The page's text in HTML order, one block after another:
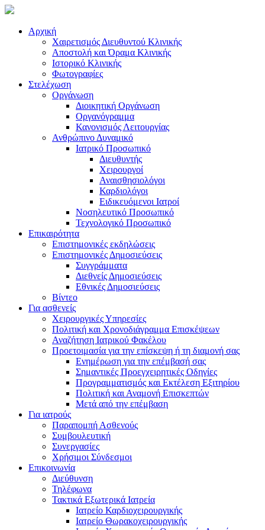
Αρχική
Χαιρετισμός Διευθυντού Κλινικής
Αποστολή και Όραμα Κλινικής
Ιστορικό Κλινικής
Φωτογραφίες
Στελέχωση
Οργάνωση
Διοικητική Οργάνωση
Οργανόγραμμα
Κανονισμός Λειτουργίας
Ανθρώπινο Δυναμικό
Ιατρικό Προσωπικό
Διευθυντής
Χειρουργοί
Αναισθησιολόγοι
Καρδιολόγοι
Ειδικευόμενοι Ιατροί
Νοσηλευτικό Προσωπικό
Τεχνολογικό Προσωπικό
Επικαιρότητα
Επιστημονικές εκδηλώσεις
Επιστημονικές Δημοσιεύσεις
Συγγράμματα
Διεθνείς Δημοσιεύσεις
Εθνικές Δημοσιεύσεις
Βίντεο
Για ασθενείς
Χειρουργικές Υπηρεσίες
Πολιτική και Χρονοδιάγραμμα Επισκέψεων
Αναζήτηση Ιατρικού Φακέλου
Προετοιμασία για την επίσκεψη ή τη διαμονή σας
Ενημέρωση για την επέμβασή σας
Σημαντικές Προεγχειρητικές Οδηγίες
Προγραμματισμός και Εκτέλεση Εξιτηρίου
Πολιτική και Αναμονή Επισκεπτών
Μετά από την επέμβαση
Για ιατρούς
Παραπομπή Ασθενούς
Συμβουλευτική
Συνεργασίες
Χρήσιμοι Σύνδεσμοι
Επικοινωνία
Διεύθυνση
Τηλέφωνα
Τακτικά Εξωτερικά Ιατρεία
Ιατρείο Καρδιοχειρουργικής
Ιατρείο Θωρακοχειρουργικής